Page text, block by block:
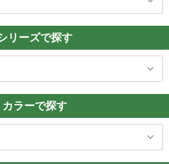
リーズで探す
カラーで探す